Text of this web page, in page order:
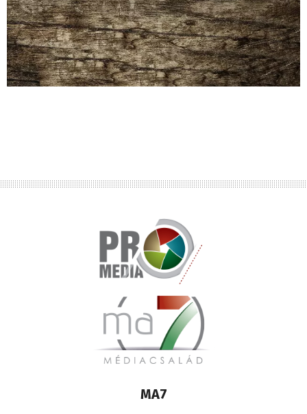
Lábléc
médiacsalád
MA7